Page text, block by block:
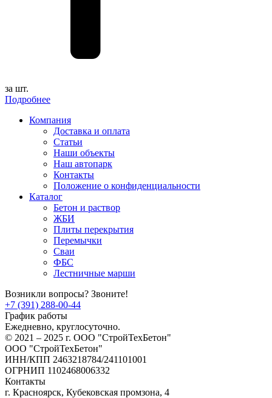
за шт.
Подробнее
Компания
Доставка и оплата
Статьи
Наши объекты
Наш автопарк
Контакты
Положение о конфиденциальности
Каталог
Бетон и раствор
ЖБИ
Плиты перекрытия
Перемычки
Сваи
ФБС
Лестничные марши
Возникли вопросы? Звоните!
+7 (391) 288-00-44
График работы
Ежедневно, круглосуточно.
© 2021 – 2025 г. ООО "СтройТехБетон"
ООО "СтройТехБетон"
ИНН/КПП 2463218784/241101001
ОГРНИП 1102468006332
Контакты
г. Красноярск, Кубековская промзона, 4